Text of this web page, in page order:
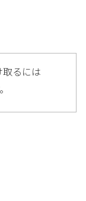
るには